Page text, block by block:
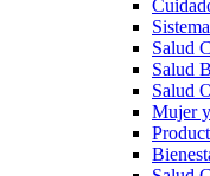
Salud
Salud
Salud
Mujer